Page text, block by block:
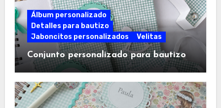
Álbum personalizado
Detalles para bautizo
Jaboncitos personalizados
Velitas
Conjunto personalizado para bautizo